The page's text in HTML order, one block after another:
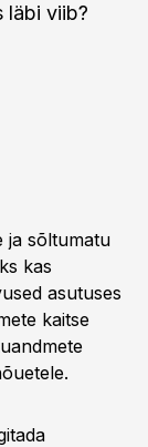
läbi viib?
ja sõltumatu
kas
asutuses
kaitse